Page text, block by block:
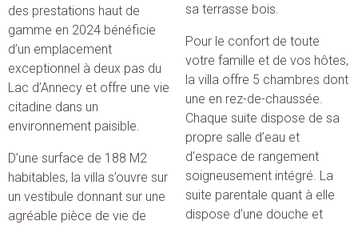
des prestations haut de
gamme en 2024 bénéficie
d’un emplacement
exceptionnel à deux pas du
Lac d’Annecy et offre une vie
citadine dans un
environnement paisible.
D’une surface de 188 M2
habitables, la villa s’ouvre sur
un vestibule donnant sur une
agréable pièce de vie de
sa terrasse bois.
Pour le confort de toute
votre famille et de vos hôtes,
la villa offre 5 chambres dont
une en rez-de-chaussée.
Chaque suite dispose de sa
propre salle d’eau et
d’espace de rangement
soigneusement intégré. La
suite parentale quant à elle
dispose d’une douche et